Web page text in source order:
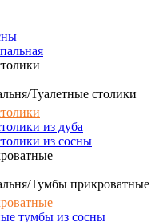
Туалетные столики
из дуба
из сосны
Тумбы прикроватные
тумбы из сосны